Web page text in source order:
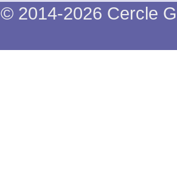
© 2014-2026 Cercle